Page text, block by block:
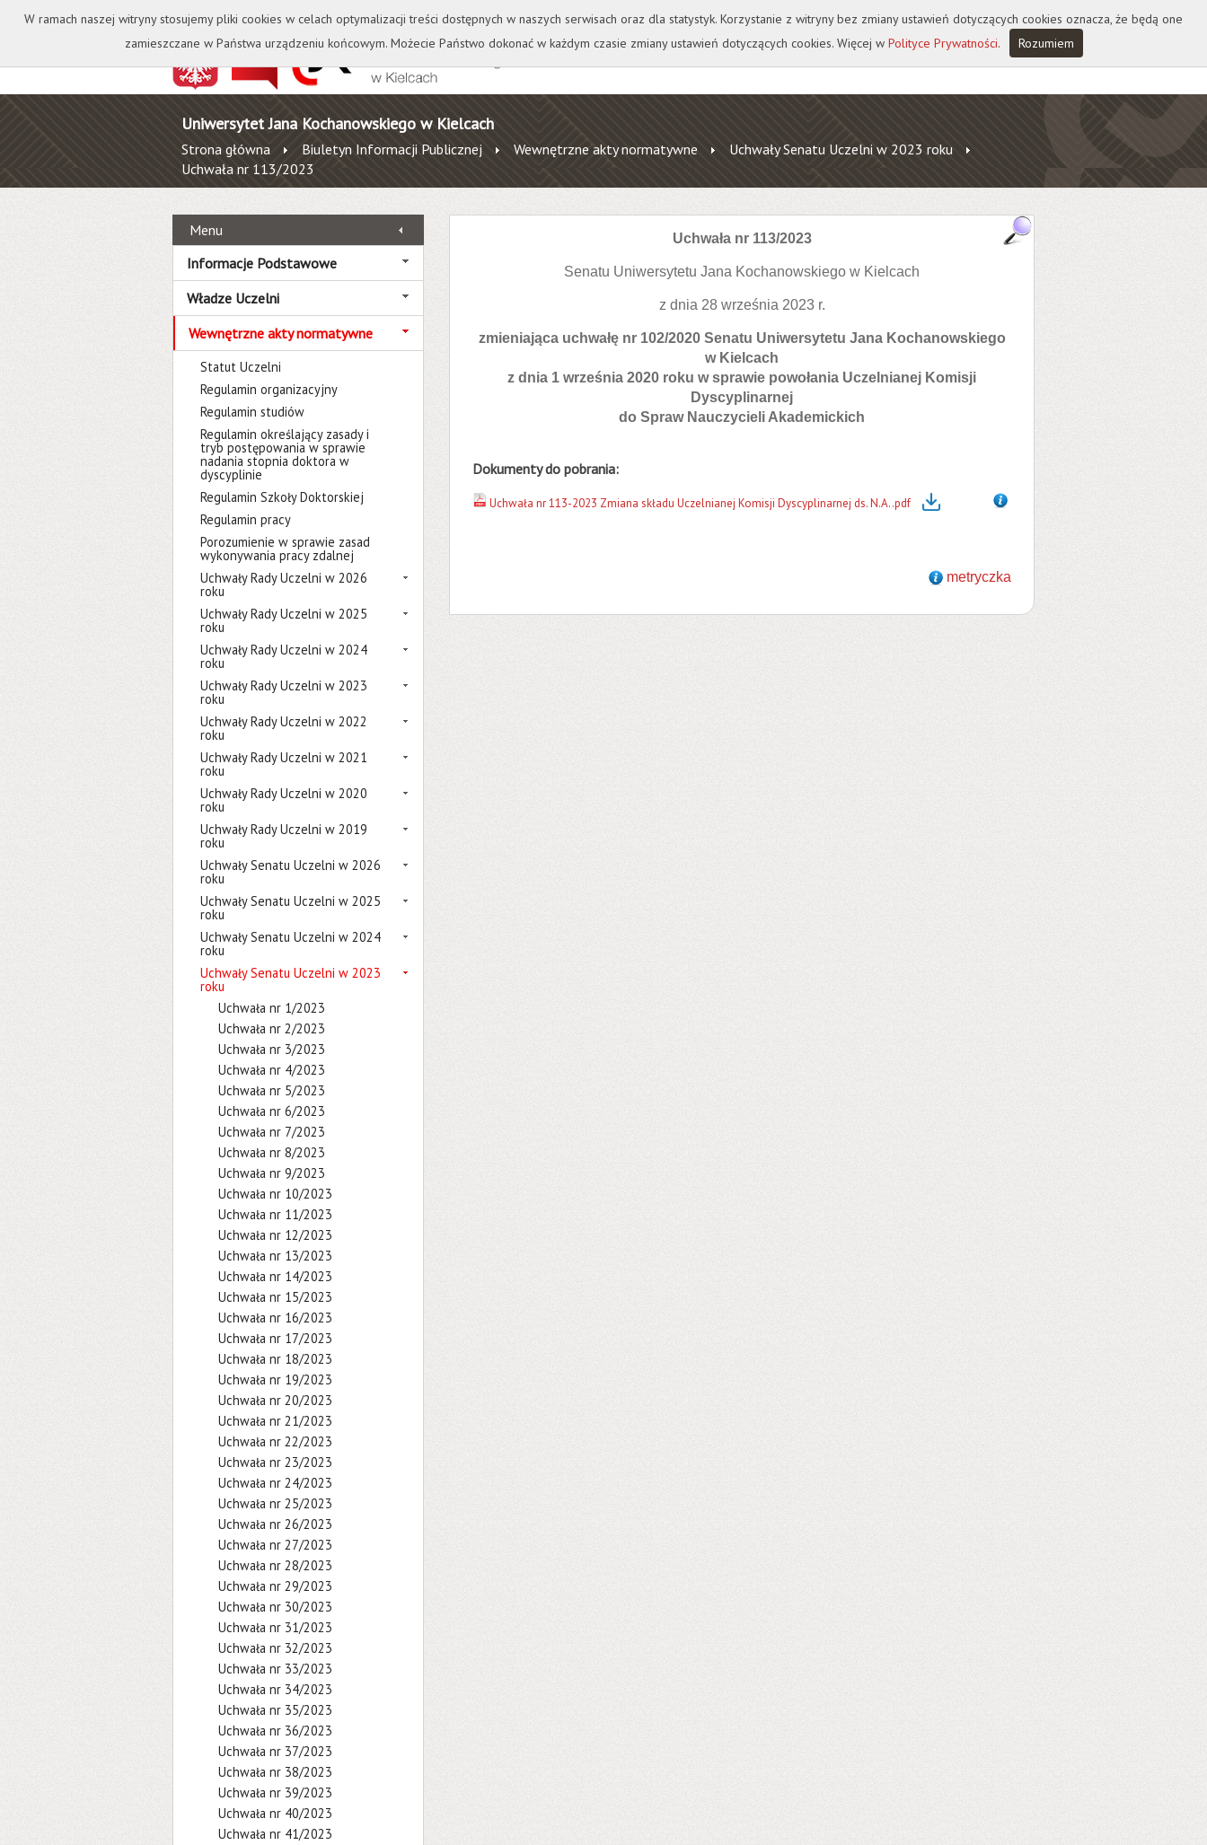
Kontakt Biblioteka Wydawnictwo Wirtualna Uczelnia A A A A
Uniwersytet Jana Kochanowskiego w Kielcach
Strona główna Biuletyn Informacji Publicznej Wewnętrzne akty normatywne
Uchwały Senatu Uczelni w 2023 roku
Uchwała nr 113/2023
Menu
Informacje Podstawowe
Władze Uczelni
Wewnętrzne akty normatywne
Statut Uczelni
Regulamin organizacyjny
Regulamin studiów
Regulamin określający zasady i
tryb postępowania w sprawie
nadania stopnia doktora w
dyscyplinie
Regulamin Szkoły Doktorskiej
Regulamin pracy
Porozumienie w sprawie zasad
wykonywania pracy zdalnej
Uchwały Rady Uczelni w 2026
roku
Uchwały Rady Uczelni w 2025
roku
Uchwały Rady Uczelni w 2024
roku
Uchwały Rady Uczelni w 2023
roku
Uchwały Rady Uczelni w 2022
roku
Uchwały Rady Uczelni w 2021
roku
Uchwały Rady Uczelni w 2020
roku
Uchwały Rady Uczelni w 2019
roku
Uchwały Senatu Uczelni w 2026
roku
Uchwały Senatu Uczelni w 2025
roku
Uchwały Senatu Uczelni w 2024
roku
Uchwały Senatu Uczelni w 2023
roku
Uchwała nr 1/2023
Uchwała nr 2/2023
Uchwała nr 3/2023
Uchwała nr 4/2023
Uchwała nr 5/2023
Uchwała nr 6/2023
Uchwała nr 7/2023
Uchwała nr 8/2023
Uchwała nr 9/2023
Uchwała nr 10/2023
Uchwała nr 11/2023
Uchwała nr 12/2023
Uchwała nr 13/2023
Uchwała nr 14/2023
Uchwała nr 15/2023
Uchwała nr 16/2023
Uchwała nr 17/2023
Uchwała nr 18/2023
Uchwała nr 19/2023
Uchwała nr 20/2023
Uchwała nr 21/2023
Uchwała nr 22/2023
Uchwała nr 23/2023
Uchwała nr 24/2023
Uchwała nr 25/2023
Uchwała nr 26/2023
Uchwała nr 27/2023
Uchwała nr 28/2023
Uchwała nr 29/2023
Uchwała nr 30/2023
Uchwała nr 31/2023
Uchwała nr 32/2023
Uchwała nr 33/2023
Uchwała nr 34/2023
Uchwała nr 35/2023
Uchwała nr 36/2023
Uchwała nr 37/2023
Uchwała nr 38/2023
Uchwała nr 39/2023
Uchwała nr 40/2023
Uchwała nr 41/2023
Uchwała nr 113/2023
Senatu Uniwersytetu Jana Kochanowskiego w Kielcach
z dnia 28 września 2023 r.
zmieniająca uchwałę nr 102/2020 Senatu Uniwersytetu Jana Kochanowskiego
w Kielcach
z dnia 1 września 2020 roku w sprawie powołania Uczelnianej Komisji
Dyscyplinarnej
do Spraw Nauczycieli Akademickich
Dokumenty do pobrania:
Uchwała nr 113-2023 Zmiana składu Uczelnianej Komisji Dyscyplinarnej ds. N.A..pdf
metryczka
W ramach naszej witryny stosujemy pliki cookies w celach optymalizacji treści dostępnych w naszych serwisach oraz dla statystyk. Korzystanie z witryny bez zmiany ustawień dotyczących cookies oznacza, że będą one
zamieszczane w Państwa urządzeniu końcowym. Możecie Państwo dokonać w każdym czasie zmiany ustawień dotyczących cookies. Więcej w Polityce Prywatności. Rozumiem